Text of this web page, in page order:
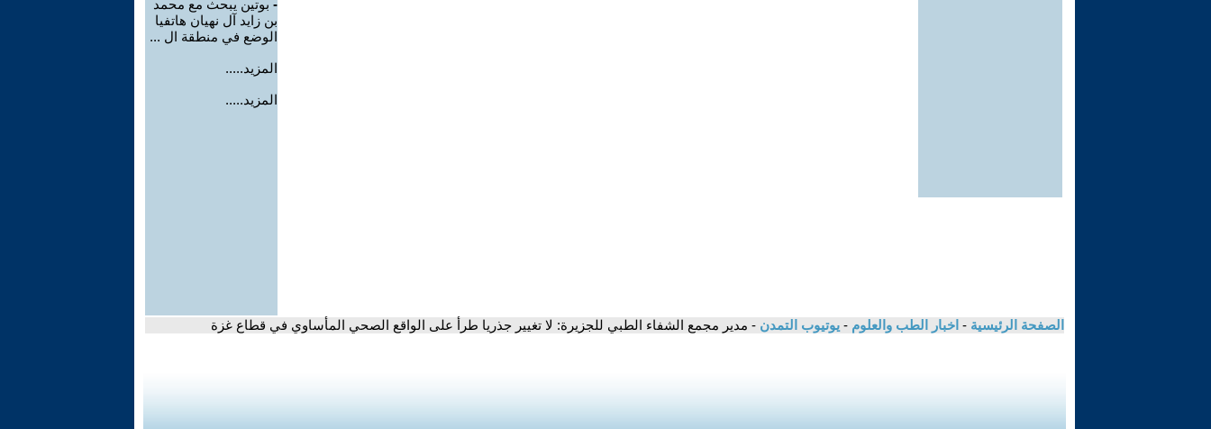
- بوتين يبحث مع محمد
بن زايد آل نهيان هاتفيا
الوضع في منطقة ال ...
المزيد.....
المزيد.....
الصفحة الرئيسية - اخبار الطب والعلوم - يوتيوب التمدن - مدير مجمع الشفاء الطبي للجزيرة: لا تغيير جذريا طرأ على الواقع الصحي المأساوي في قطاع غزة